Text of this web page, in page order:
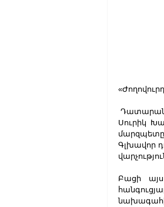
Դատարանն արգելանք է դրել հետախուզման մեջ գտնվող Սյունիքի նախկին մարզպետ
Սուրիկ
Գլխավոր
Բացի